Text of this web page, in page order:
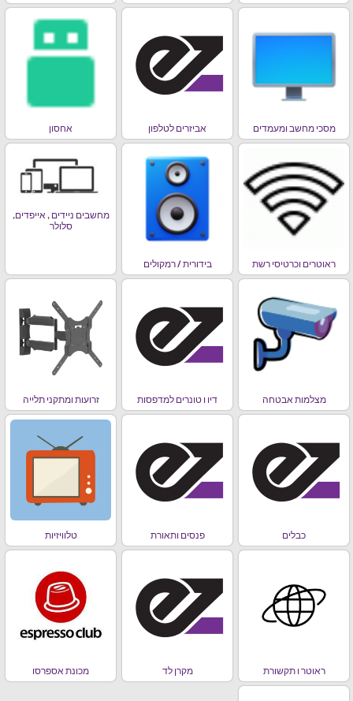
מסכי מחשב ומעמדים אביזרים לטלפון אחסון
ראוטרים וכרטיסי רשת בידורית / רמקולים
מחשבים ניידים , אייפדים,
סלולר
מצלמות אבטחה דיו ו טונרים למדפסות זרועות ומתקני תלייה
כבלים פנסים ותאורת טלוויזיות
ראוטר ו תקשורת מקרן לד מכונת אספרסו